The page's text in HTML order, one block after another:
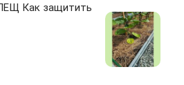
Как защитить